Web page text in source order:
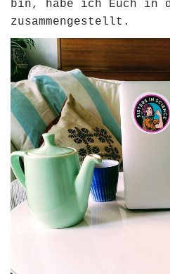
bin, habe ich Euch in
zusammengestellt.